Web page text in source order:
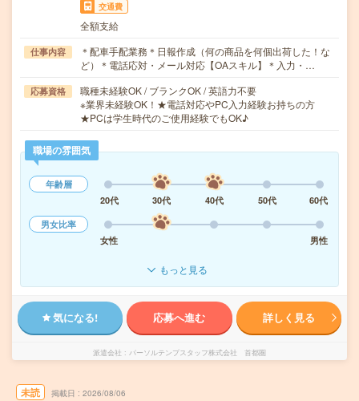
交通費
全額支給
仕事内容
＊配車手配業務＊日報作成（何の商品を何個出荷した！な
ど）＊電話応対・メール対応【OAスキル】＊入力・…
応募資格
職種未経験OK / ブランクOK / 英語力不要
※業界未経験OK！★電話対応やPC入力経験お持ちの方
★PCは学生時代のご使用経験でもOK♪
職場の雰囲気
年齢層
20代
30代 40代 50代
60代
男女比率
女性
男性
もっと見る
気になる! 応募へ進む 詳しく見る
派遣会社 パーソルテンプスタッフ株式会社 首都圏
未読 掲載日 2026/08/06